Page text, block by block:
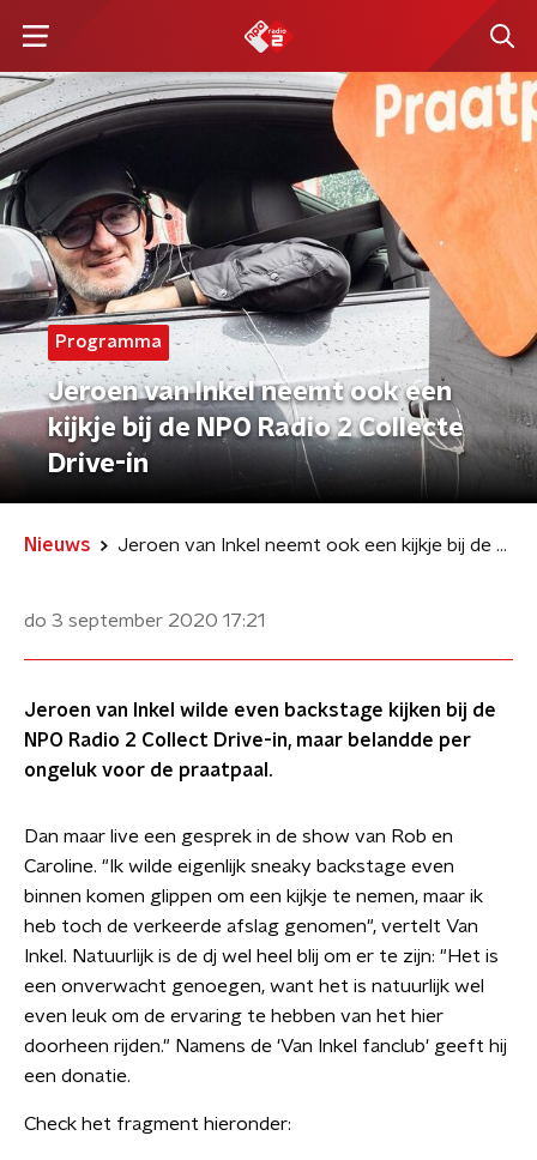
Programma
Jeroen van Inkel neemt ook een
kijkje bij de NPO Radio 2 Collecte
Drive-in
Nieuws Jeroen van Inkel neemt ook een kijkje bij de NPO Radio 2 Collecte Drive-in
do 3 september 2020 17:21
Jeroen van Inkel wilde even backstage kijken bij de
NPO Radio 2 Collect Drive-in, maar belandde per
ongeluk voor de praatpaal.
Dan maar live een gesprek in de show van Rob en
Caroline. "Ik wilde eigenlijk sneaky backstage even
binnen komen glippen om een kijkje te nemen, maar ik
heb toch de verkeerde afslag genomen", vertelt Van
Inkel. Natuurlijk is de dj wel heel blij om er te zijn: "Het is
een onverwacht genoegen, want het is natuurlijk wel
even leuk om de ervaring te hebben van het hier
doorheen rijden." Namens de 'Van Inkel fanclub' geeft hij
een donatie.
Check het fragment hieronder: